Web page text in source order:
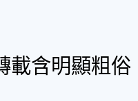
載含明顯粗